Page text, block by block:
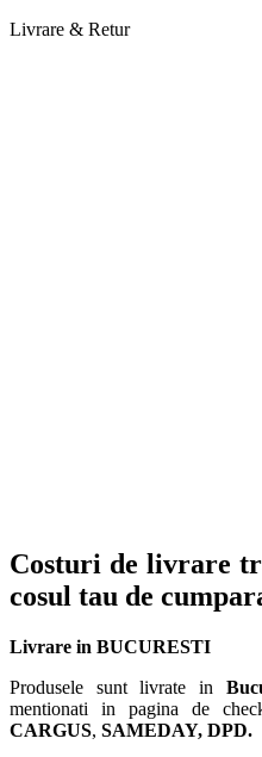
Livrare & Retur
Costuri de livrare
cosul tau de
Livrare in BUCURESTI
Produsele sunt livrate in
mentionati in pagina de
CARGUS, SAMEDAY, DPD.